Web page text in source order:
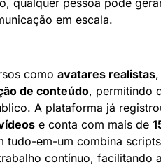
qualquer pessoa pode
em escala.
como avatares realistas
de conteúdo, permitindo
A plataforma já
e conta com mais de
tudo-em-um combina
contínuo, facilitando